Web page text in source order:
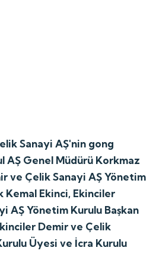
Sanayi AŞ'nin gong
AŞ Genel Müdürü Korkmaz
ve Çelik Sanayi AŞ Yönetim
Kemal Ekinci, Ekinciler
AŞ Yönetim Kurulu Başkan
Demir ve Çelik
Üyesi ve İcra Kurulu